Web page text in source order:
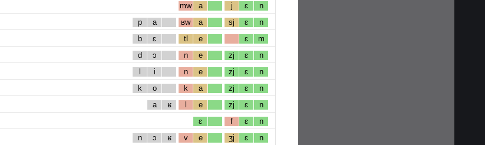
mw a j ɛ n
p a ʁw a sj ɛ n
b ɛ tl e ɛ m
d ɔ n e zj ɛ n
l i n e zj ɛ n
k o k a zj ɛ n
a ʁ l e zj ɛ n
ɛ f ɛ n
n ɔ ʁ v e ʒj ɛ n